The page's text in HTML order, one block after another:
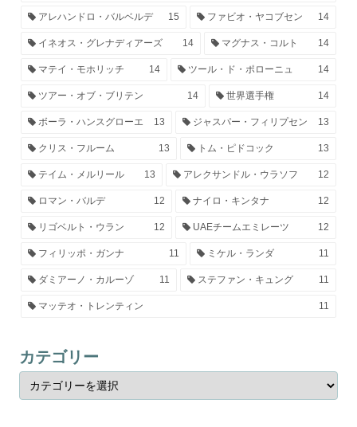
アレハンドロ・バルベルデ 15 ファビオ・ヤコブセン 14
イネオス・グレナディアーズ 14 マグナス・コルト 14
マテイ・モホリッチ 14 ツール・ド・ポローニュ 14
ツアー・オブ・ブリテン 14 世界選手権 14
ボーラ・ハンスグローエ 13 ジャスパー・フィリプセン 13
クリス・フルーム 13 トム・ピドコック 13
テイム・メルリール 13 アレクサンドル・ウラソフ 12
ロマン・バルデ 12 ナイロ・キンタナ 12
リゴベルト・ウラン 12 UAEチームエミレーツ 12
フィリッポ・ガンナ 11 ミケル・ランダ 11
ダミアーノ・カルーゾ 11 ステファン・キュング 11
マッテオ・トレンティン 11
カテゴリー